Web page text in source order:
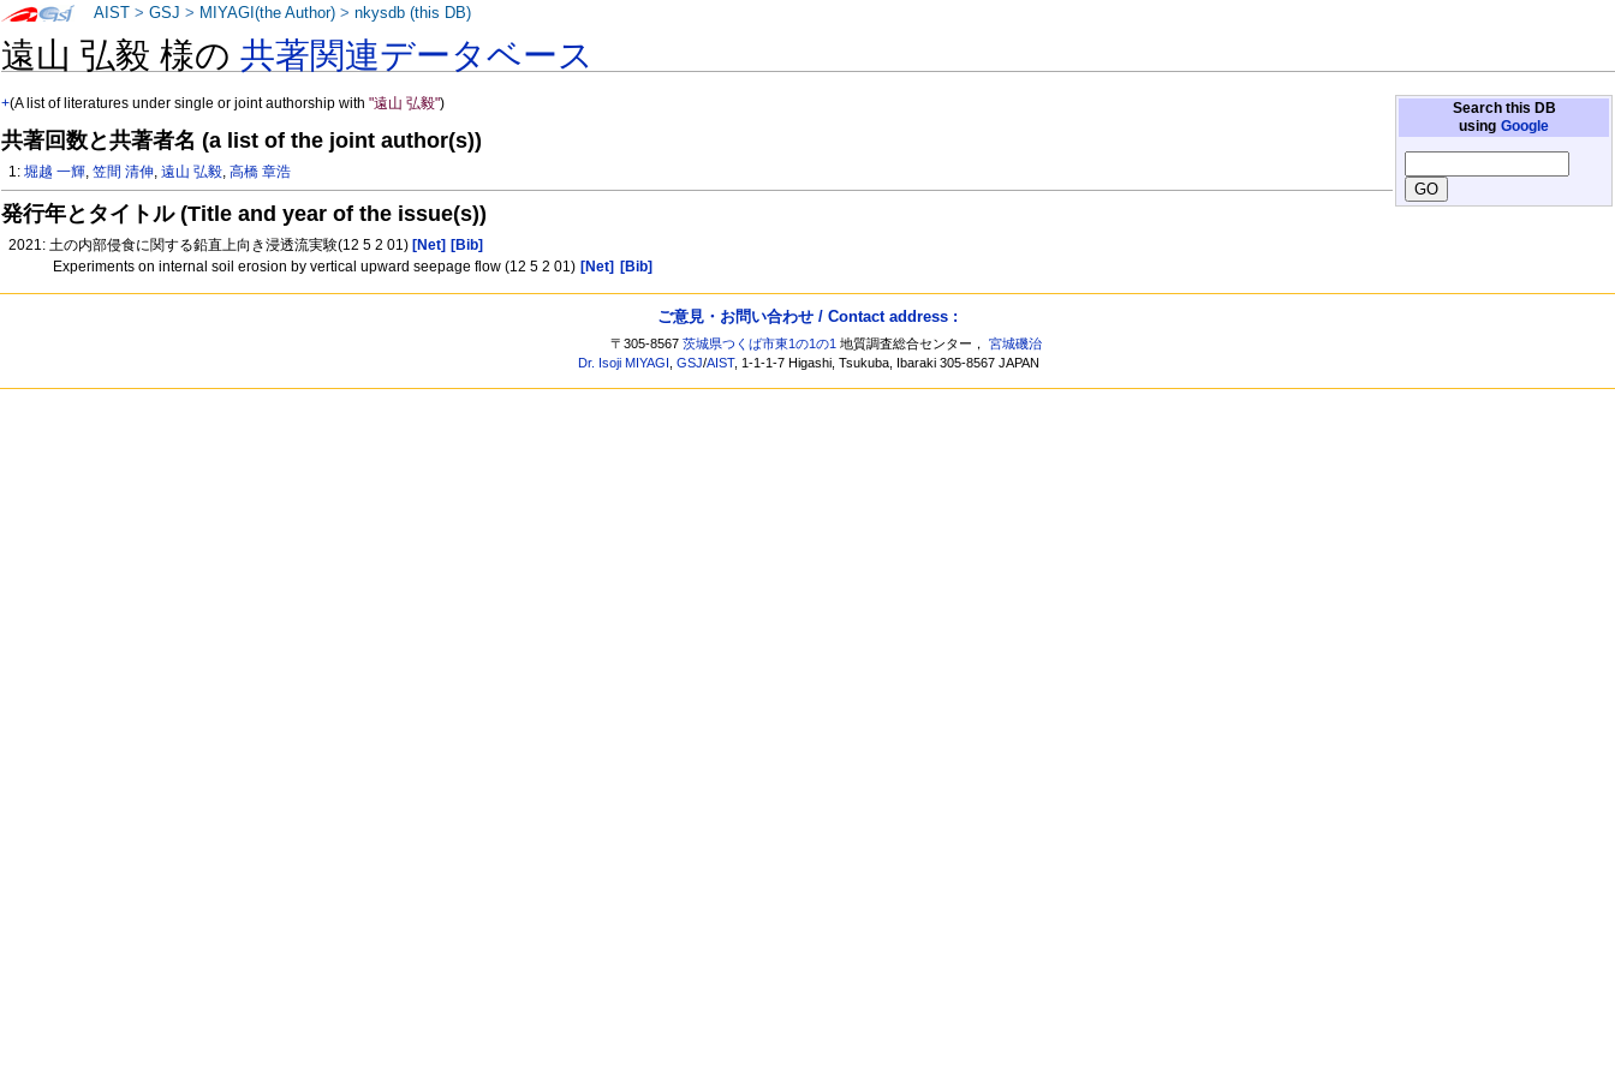
遠山 弘毅 様の共著関連データベース
Search this DB
using Google
+(A list of literatures under single or joint authorship with"遠山 弘毅")
共著回数と共著者名 (a list of the joint author(s))
1:堀越 一輝,笠間 清伸,遠山 弘毅,高橋 章浩
発行年とタイトル (Title and year of the issue(s))
2021: 土の内部侵食に関する鉛直上向き浸透流実験(12 5 2 01) [Net] [Bib]
Experiments on internal soil erosion by vertical upward seepage flow (12 5 2 01) [Net] [Bib]
AIST >GSJ > MIYAGI(the Author) >nkysdb (this DB)
ご意見・お問い合わせ / Contact address :
〒305-8567茨城県つくば市東1の1の1 地質調査総合センター，宮城磯治
Dr. Isoji MIYAGI ,GSJ/AIST, 1-1-1-7 Higashi, Tsukuba, Ibaraki 305-8567 JAPAN